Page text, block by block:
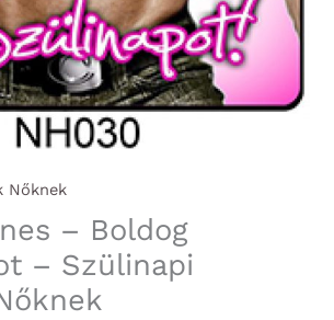
Nőknek
– Boldog
– Szülinapi